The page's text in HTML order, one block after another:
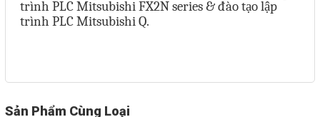
trình PLC Mitsubishi FX2N series & đào tạo lập
trình PLC Mitsubishi Q.
Sản Phẩm Cùng Loại